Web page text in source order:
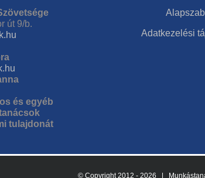
út 9/b.
és egyéb
tulajdonát
Adatkezelési
© Copyright 2012 - 2026 |